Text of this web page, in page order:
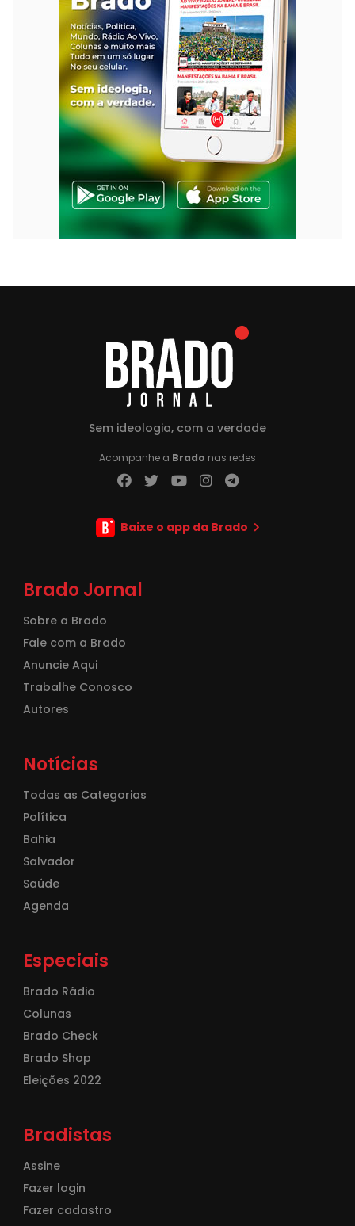
Sem ideologia, com a verdade
Acompanhe a Brado nas redes
Baixe o app da Brado
Brado Jornal
Sobre a Brado
Fale com a Brado
Anuncie Aqui
Trabalhe Conosco
Autores
Notícias
Todas as Categorias
Política
Bahia
Salvador
Saúde
Agenda
Especiais
Brado Rádio
Colunas
Brado Check
Brado Shop
Eleições 2022
Bradistas
Assine
Fazer login
Fazer cadastro